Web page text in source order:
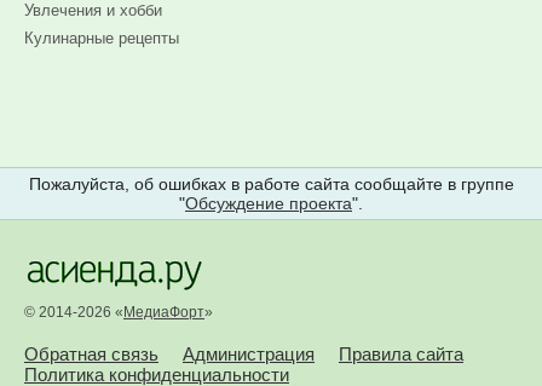
Увлечения и хобби
Кулинарные рецепты
Пожалуйста, об ошибках в работе сайта сообщайте в группе
"Обсуждение проекта".
© 2014-2026 « МедиаФорт»
Обратная связь Администрация
Правила сайта
Политика конфиденциальности